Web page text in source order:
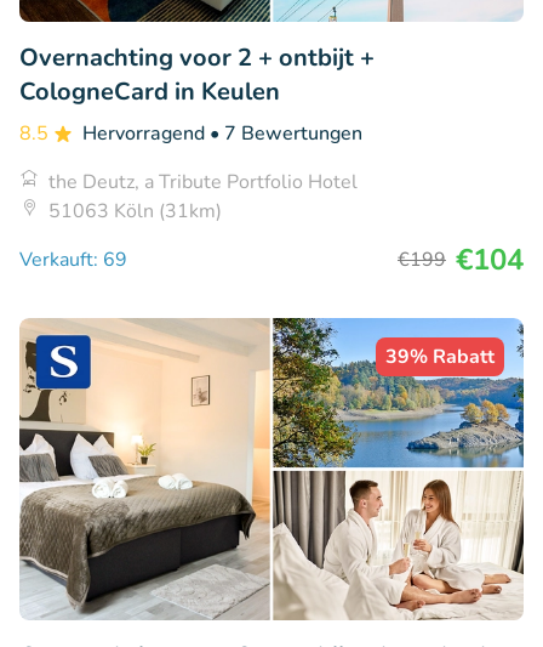
Overnachting voor 2 + ontbijt +
CologneCard in Keulen
8.5 Hervorragend • 7 Bewertungen
the Deutz, a Tribute Portfolio Hotel
51063 Köln (31km)
Verkauft: 69
€199 €104
39% Rabatt